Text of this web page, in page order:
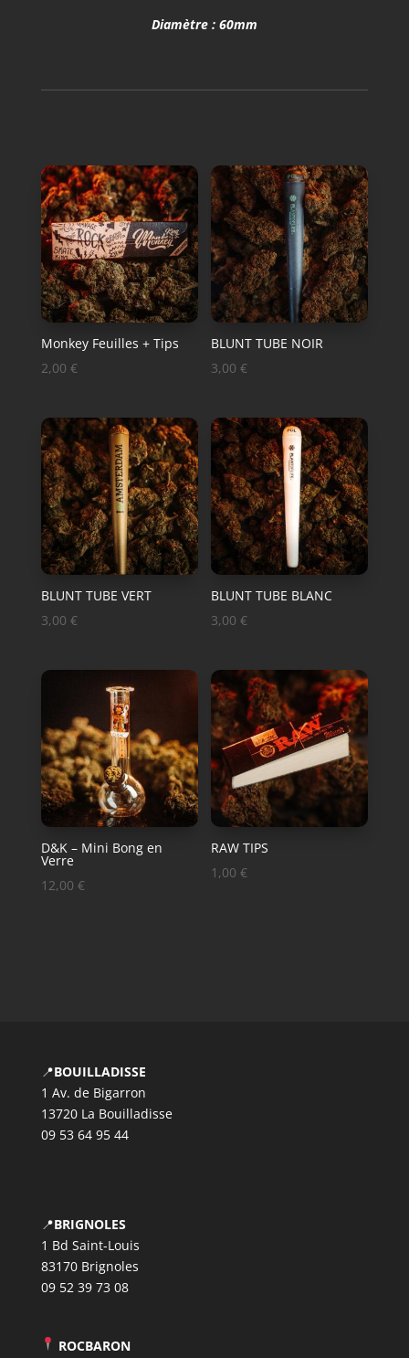
Diamètre : 60mm
Monkey Feuilles + Tips
2,00 €
BLUNT TUBE NOIR
3,00€
BLUNT TUBE VERT
3,00 €
BLUNT TUBE BLANC
3,00€
D&K – Mini Bong en
Verre
12,00 €
RAW TIPS
1,00€
📍BOUILLADISSE
1 Av. de Bigarron
13720 La Bouilladisse
09 53 64 95 44
📍BRIGNOLES
1 Bd Saint-Louis
83170 Brignoles
09 52 39 73 08
ROCBARON